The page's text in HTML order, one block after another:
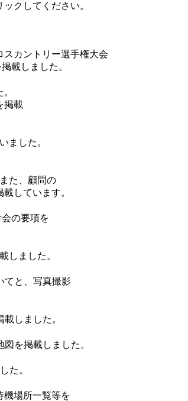
クしてください。
スカントリー選手権大会
載しました。
掲載
ました。
た、顧問の
しています。
会の要項を
しました。
てと、写真撮影
しました。
を掲載しました。
た。
機場所一覧等を